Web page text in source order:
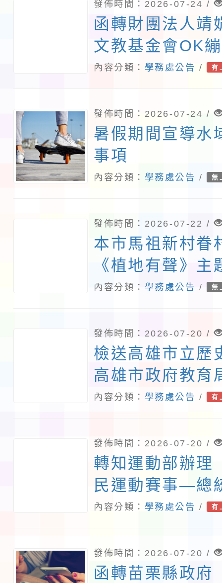
報名一案， 詳
照。
發佈時間：2026-07-24 /
函轉財團法人靖
文教基金會OK
中心辦理115年
請貴校協助轉知
內容分類： 學務處公告 / 有
發佈時間：2026-07-24 /
暑假期間宣導水
事項
內容分類： 學務處公告 / 無
發佈時間：2026-07-22 /
本市馬祖新村眷
《植地有聲》
份
內容分類： 學務處公告 / 無
發佈時間：2026-07-20 /
檢送高雄市立歷
高雄市政府教育
「2026高雄國
影戲創作比賽暨
實施計畫各1份
報名
內容分類： 學務處公告 / 有
發佈時間：2026-07-20 /
轉知運動部辦理
民運動賽事—總
賽」賽事資訊，
內容分類： 學務處公告 / 有
發佈時間：2026-07-20 /
函轉苗栗縣政府